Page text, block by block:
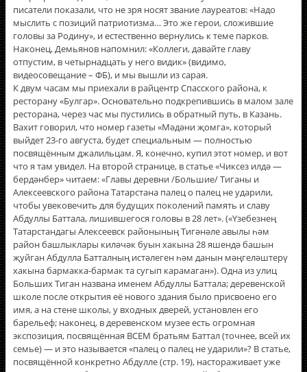
писатели показали, что не зря носят звание лауреатов: «Надо
мыслить с позиций патриотизма… Это же герои, сложившие
головы за Родину», и естественно вернулись к теме парков.
Наконец, Демьянов напомнил: «Коллеги, давайте главу
отпустим, в четырнадцать у него видик» (видимо,
видеосовещание – ФБ), и мы вышли из сарая.
К двум часам мы приехали в райцентр Спасского района, к
ресторану «Булгар». Основательно подкрепившись в малом зале
ресторана, через час мы пустились в обратный путь, в Казань.
Вахит говорил, что номер газеты «Мәдәни җомга», который
выйдет 23-го августа, будет специальным — полностью
посвящённым джалильцам. Я, конечно, купил этот номер, и вот
что я там увидел. На второй странице, в статье «Чиксез илдә —
бердәнбер» читаем: «Главы деревни /Большие/ Тиганы и
Алексеевского района Татарстана палец о палец не ударили,
чтобы увековечить для будущих поколений память и славу
Абдуллы Баттала, лишившегося головы в 28 лет». («Үзебезнең
Татарстандагы Алексеевск районының Тигәнәле авылы һәм
район башлыклары киләчәк буын хакына 28 яшендә башын
җуйган Абдулла Батталның истәлеген һәм данын мәңгеләштерү
хакына бармакка-бармак та сугып карамаган»). Одна из улиц
Больших Тиган названа именем Абдуллы Баттала; деревенской
школе после открытия еë нового здания было присвоено его
имя, а на стене школы, у входных дверей, установлен его
барельеф; наконец, в деревенском музее есть огромная
экспозиция, посвящëнная ВСЕМ братьям Баттал (точнее, всей их
семье) — и это называется «палец о палец не ударили»? В статье,
посвящëнной конкретно Абдулле (стр. 19), настораживает уже